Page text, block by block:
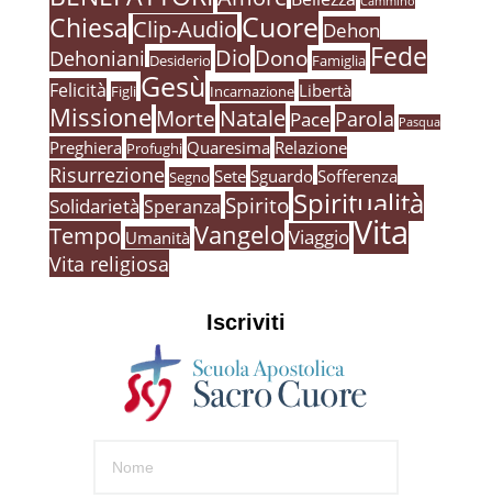
Chiesa Clip-Audio Cuore Dehon
Dehoniani Desiderio Dio Dono Famiglia Fede
Felicità Figli Gesù Incarnazione Libertà
Missione Morte Natale Pace Parola Pasqua
Preghiera Profughi Quaresima Relazione
Risurrezione Segno Sete Sguardo Sofferenza
Solidarietà Speranza Spirito Spiritualità
Tempo Umanità Vangelo ViaggioVita
Vita religiosa
Iscriviti